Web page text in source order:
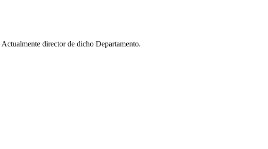
director de dicho Departamento.